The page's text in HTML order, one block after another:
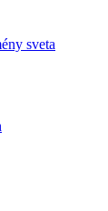
sveta